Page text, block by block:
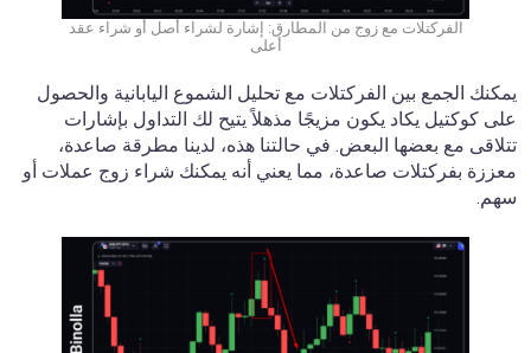
الفركتلات مع زوج من المطارق: إشارة لشراء أصل أو شراء عقد
أعلى
يمكنك الجمع بين الفركتلات مع تحليل الشموع اليابانية والحصول
على كوكتيل يكاد يكون مزيجًا مذهلاً يتيح لك التداول بإشارات
تتلاقى مع بعضها البعض. في حالتنا هذه، لدينا مطرقة صاعدة،
معززة بفركتلات صاعدة، مما يعني أنه يمكنك شراء زوج عملات أو
سهم.